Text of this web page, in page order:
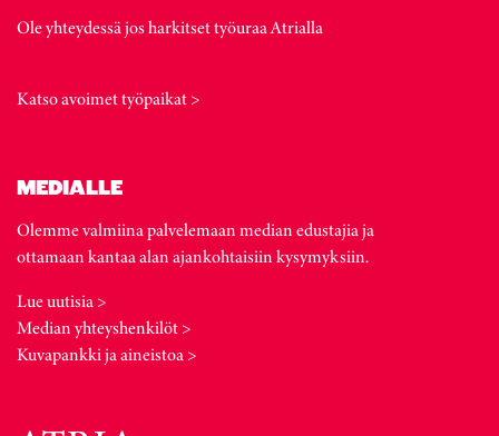
Ole yhteydessä jos harkitset työuraa Atrialla
Katso avoimet työpaikat >
MEDIALLE
Olemme valmiina palvelemaan median edustajia ja
ottamaan kantaa alan ajankohtaisiin kysymyksiin.
Lue uutisia >
Median yhteyshenkilöt >
Kuvapankki ja aineistoa >